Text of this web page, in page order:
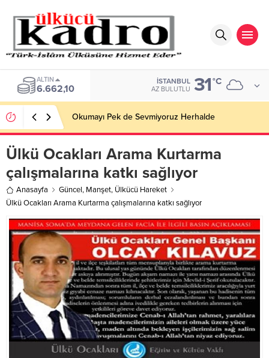
ALTIN
6.662,10
İSTANBUL
AZ BULUTLU 31°C
Okumayı Pek de Sevmiyoruz Herhalde
Ülkü Ocakları Arama Kurtarma
çalışmalarına katkı sağlıyor
Anasayfa Güncel, Manşet, Ülkücü Hareket
Ülkü Ocakları Arama Kurtarma çalışmalarına katkı sağlıyor